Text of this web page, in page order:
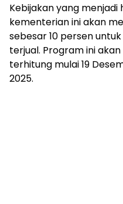
Kebijakan yang menjadi
kementerian ini akan
sebesar 10 persen
terjual. Program ini
terhitung mulai 19
2025.